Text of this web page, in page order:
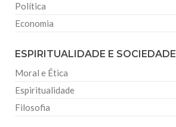
Política
Economia
ESPIRITUALIDADE E SOCIEDADE
Moral e Ética
Espiritualidade
Filosofia